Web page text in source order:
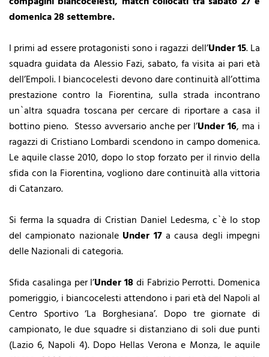
domenica 28 settembre.
I primi ad essere protagonisti sono i ragazzi dell’Under 15. La
squadra guidata da Alessio Fazi, sabato, fa visita ai pari età
dell’Empoli. I biancocelesti devono dare continuità all’ottima
prestazione contro la Fiorentina, sulla strada incontrano
un`altra squadra toscana per cercare di riportare a casa il
bottino pieno. Stesso avversario anche per l’Under 16, ma i
ragazzi di Cristiano Lombardi scendono in campo domenica.
Le aquile classe 2010, dopo lo stop forzato per il rinvio della
sfida con la Fiorentina, vogliono dare continuità alla vittoria
di Catanzaro.
Si ferma la squadra di Cristian Daniel Ledesma, c`è lo stop
del campionato nazionale Under 17a causa degli impegni
delle Nazionali di categoria.
Sfida casalinga per l’Under 18di Fabrizio Perrotti. Domenica
pomeriggio, i biancocelesti attendono i pari età del Napoli al
Centro Sportivo ‘La Borghesiana’. Dopo tre giornate di
campionato, le due squadre si distanziano di soli due punti
(Lazio 6, Napoli 4). Dopo Hellas Verona e Monza, le aquile